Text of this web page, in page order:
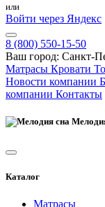
или
Войти через Яндекс
8 (800) 550-15-50
Ваш город: Санкт-
Матрасы Кровати
Новости компании
компании Контакты
Каталог
Матрасы